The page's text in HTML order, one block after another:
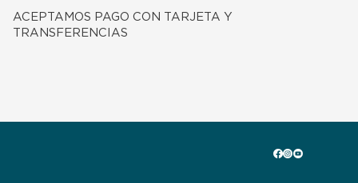
ACEPTAMOS PAGO CON TARJETA Y
TRANSFERENCIAS